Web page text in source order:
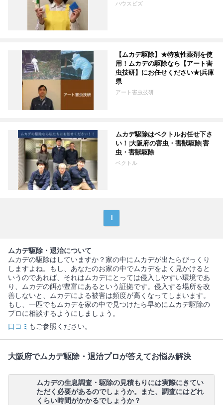
ハウスビズ
【ムカデ駆除】★特攻性薬剤を使
用！ムカデの駆除なら【アート害
虫技研】にお任せください★|兵庫
県
アート害虫技研
ムカデ駆除はベクトルお任せ下さ
い！|大阪府の害虫・害獣駆除|害
虫・害獣駆除
ベクトル
1
ムカデ駆除・退治について
ムカデの駆除はしていますか？家の中にムカデが出たらびっくり
しますよね。もし、あなたのお家の中でムカデをよく見かけると
いうのであれば、それはムカデにとっては侵入しやすい環境であ
り、ムカデの餌が豊富にあるという証拠です。侵入する場所を改
善しないと、ムカデによる被害は頻度が高くなってしまいます。
もし、一匹でもムカデを家の中で見つけたら早めにムカデ駆除の
プロに相談するようにしましょう。
口コミ もご参照ください。
大阪府でムカデ駆除・退治プロが答えてお悩み解決
ムカデの生息調査・駆除の見積もりには実際にきてい
ただく必要があるのでしょうか。また、調査にはどれ
くらい時間がかかるでしょうか？